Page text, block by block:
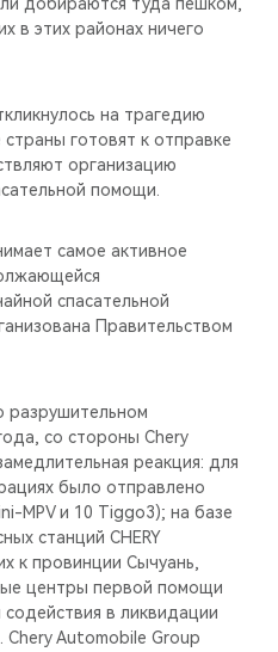
в этих районах ничего
на трагедию
готовят к отправке
организацию
помощи.
самое активное
спасательной
Правительством
разрушительном
со стороны Chery
реакция: для
было отправлено
MPV и 10 Tiggo3); на базе
станций CHERY
к провинции Сычуань,
центры первой помощи
в ликвидации
Chery Automobile Group